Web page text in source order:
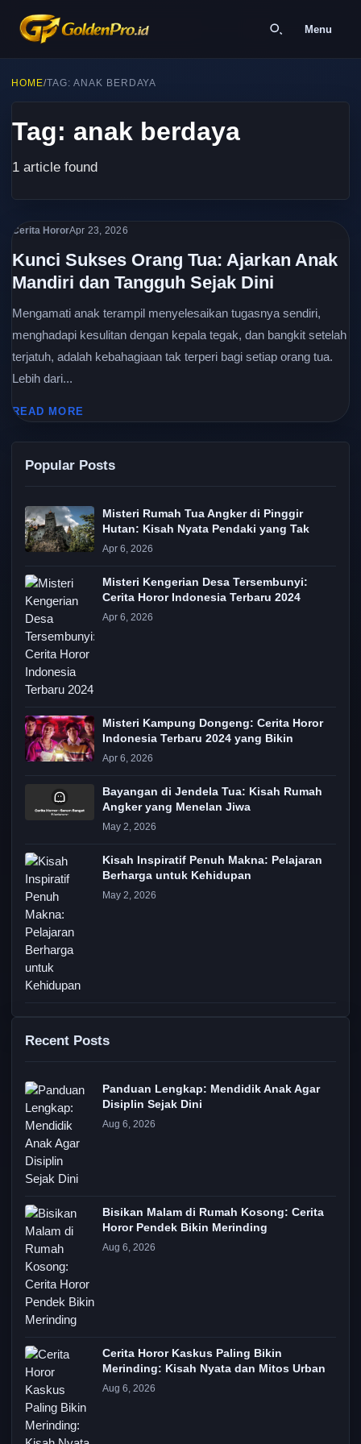
Menu
HOME/TAG: ANAK BERDAYA
Tag: anak berdaya
1 article found
Cerita HororApr 23, 2026
Kunci Sukses Orang Tua: Ajarkan Anak
Mandiri dan Tangguh Sejak Dini
Mengamati anak terampil menyelesaikan tugasnya sendiri,
menghadapi kesulitan dengan kepala tegak, dan bangkit setelah
terjatuh, adalah kebahagiaan tak terperi bagi setiap orang tua.
Lebih dari...
READ MORE
Popular Posts
Misteri Rumah Tua Angker di Pinggir
Hutan: Kisah Nyata Pendaki yang Tak
Apr 6, 2026
Misteri Kengerian Desa Tersembunyi:
Cerita Horor Indonesia Terbaru 2024
Apr 6, 2026
Misteri Kampung Dongeng: Cerita Horor
Indonesia Terbaru 2024 yang Bikin
Apr 6, 2026
Bayangan di Jendela Tua: Kisah Rumah
Angker yang Menelan Jiwa
May 2, 2026
Kisah Inspiratif Penuh Makna: Pelajaran
Berharga untuk Kehidupan
May 2, 2026
Recent Posts
Panduan Lengkap: Mendidik Anak Agar
Disiplin Sejak Dini
Aug 6, 2026
Bisikan Malam di Rumah Kosong: Cerita
Horor Pendek Bikin Merinding
Aug 6, 2026
Cerita Horor Kaskus Paling Bikin
Merinding: Kisah Nyata dan Mitos Urban
Aug 6, 2026